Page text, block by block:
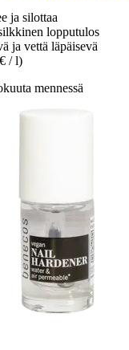
ja silottaa
lopputulos
ja vettä läpäisevä
/ l)
mennessä